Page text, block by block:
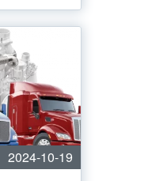
2024-10-19